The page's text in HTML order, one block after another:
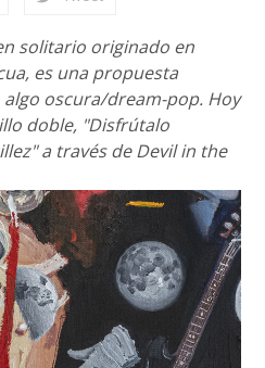
solitario originado en
es una propuesta
oscura/dream-pop. Hoy
doble, "Disfrútalo
a través de Devil in the